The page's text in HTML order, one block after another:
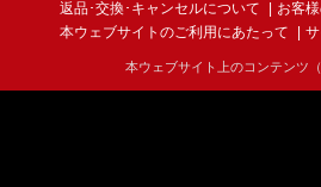
返品･交換･キャンセルについて
お客
本ウェブサイトのご利用にあたって
本ウェブサイト上のコンテンツ